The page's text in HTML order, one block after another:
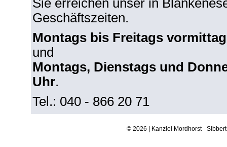
Sie erreichen unser in
Geschäftszeiten.
Montags bis Freitags
und
Montags, Dienstags und
Uhr.
Tel.: 040 - 866 20 71
© 2026 | Kanzlei Mordhorst -